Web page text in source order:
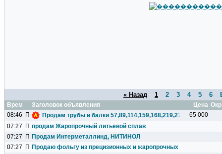
« Назад 1 2 3 4 5 6
Время Заголовок объявления Цена
08:46
П Продам трубы и балки
65 000
07:27
П продам Жаропрочный литьевой сплав
07:27
П Продам Интерметаллинд, НИТИНОЛ
07:27
П Продаю фольгу из прецизионных и жаропрочных сплавов